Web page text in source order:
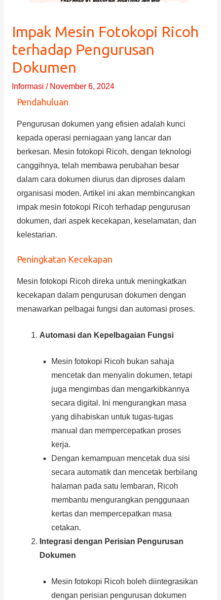
Impak Mesin Fotokopi Ricoh
terhadap Pengurusan
Dokumen
Informasi / November 6, 2024
Pendahuluan
Pengurusan dokumen yang efisien adalah kunci
kepada operasi perniagaan yang lancar dan
berkesan. Mesin fotokopi Ricoh, dengan teknologi
canggihnya, telah membawa perubahan besar
dalam cara dokumen diurus dan diproses dalam
organisasi moden. Artikel ini akan membincangkan
impak mesin fotokopi Ricoh terhadap pengurusan
dokumen, dari aspek kecekapan, keselamatan, dan
kelestarian.
Peningkatan Kecekapan
Mesin fotokopi Ricoh direka untuk meningkatkan
kecekapan dalam pengurusan dokumen dengan
menawarkan pelbagai fungsi dan automasi proses.
Automasi dan Kepelbagaian Fungsi
Mesin fotokopi Ricoh bukan sahaja
mencetak dan menyalin dokumen, tetapi
juga mengimbas dan mengarkibkannya
secara digital. Ini mengurangkan masa
yang dihabiskan untuk tugas-tugas
manual dan mempercepatkan proses
kerja.
Dengan kemampuan mencetak dua sisi
secara automatik dan mencetak berbilang
halaman pada satu lembaran, Ricoh
membantu mengurangkan penggunaan
kertas dan mempercepatkan masa
cetakan.
Integrasi dengan Perisian Pengurusan
Dokumen
Mesin fotokopi Ricoh boleh diintegrasikan
dengan perisian pengurusan dokumen